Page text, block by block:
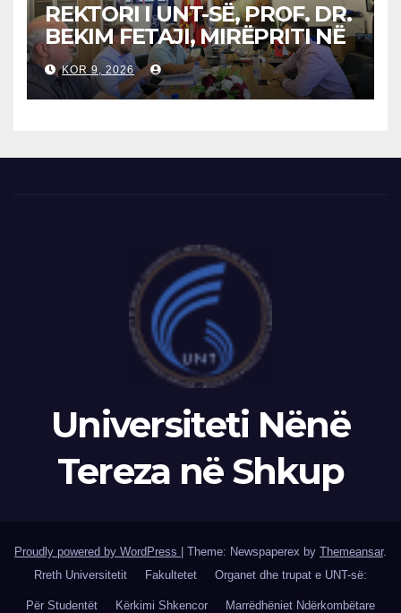
REKTORI I UNT-SË, PROF. DR.
BEKIM FETAJI, MIRËPRITI NË
TAKIM ZYRTAR DREJTORIN E
SH.A MEPSO, DR. BURIM
LATIFIN
KOR 9, 2026
Universiteti Nënë
Tereza në Shkup
Proudly powered by WordPress Theme: Newspaperex by Themeansar.
Rreth Universitetit
Fakultetet Organet dhe trupat e UNT-së:
Për Studentët Kërkimi Shkencor Marrëdhëniet Ndërkombëtare